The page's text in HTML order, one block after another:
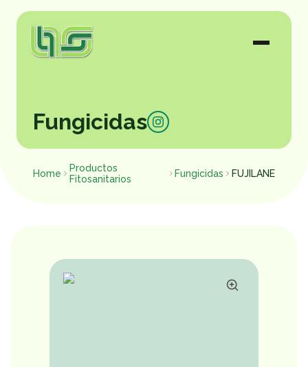
Fungicidas
Home
Productos
Fitosanitarios
Fungicidas FUJILANE